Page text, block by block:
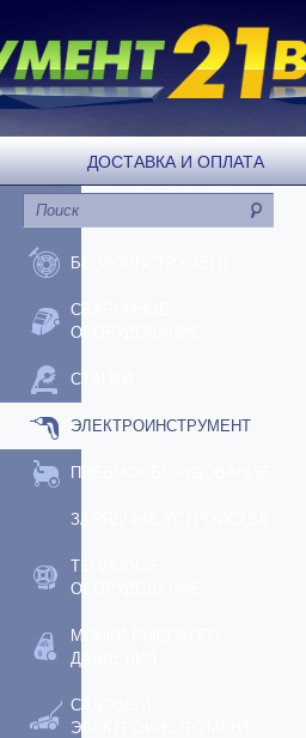
ДОСТАВКА И ОПЛАТА
БЕНЗОИНСТРУМЕНТ
СВАРОЧНОЕ
ОБОРУДОВАНИЕ
СТАНКИ
ЭЛЕКТРОИНСТРУМЕНТ
ПНЕВМООБОРУДОВАНИЕ
ЗАРЯДНЫЕ УСТРОЙСТВА
ТЕПЛОВОЕ
ОБОРУДОВАНИЕ
МОЙКИ ВЫСОКОГО
ДАВЛЕНИЯ
САДОВЫЙ
ЭЛЕКТРОИНСТРУМЕНТ